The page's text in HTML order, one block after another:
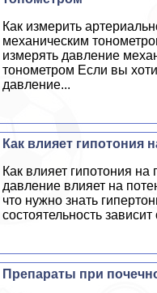
Как измерить
механическим
измерять давление
тонометром Если вы
давление...
Как влияет гипотония
Как влияет гипотония на
давление влияет на
что нужно знать
состоятельность
Препараты при